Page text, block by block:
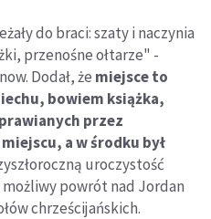
do braci: szaty i naczynia
przenośne ołtarze" -
Dodał, że miejsce to
bowiem książka,
przez
a w środku był
uroczystość
powrót nad Jordan
chrześcijańskich.